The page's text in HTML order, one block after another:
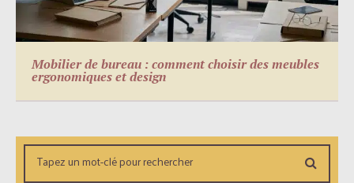
Mobilier de bureau : comment choisir des meubles
ergonomiques et design